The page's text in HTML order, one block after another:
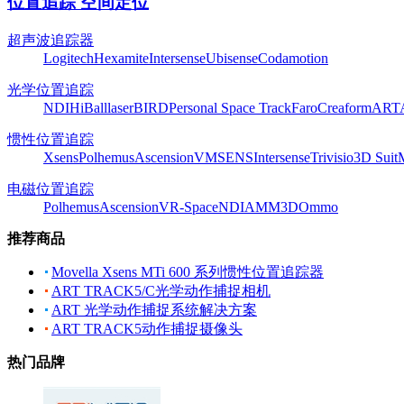
超声波追踪器
LogitechHexamiteIntersenseUbisenseCodamotion
光学位置追踪
NDIHiBalllaserBIRDPersonal Space TrackFaroCreaformART
惯性位置追踪
XsensPolhemusAscensionVMSENSIntersenseTrivisio3D Suit
电磁位置追踪
PolhemusAscensionVR-SpaceNDIAMM3DOmmo
推荐商品
Movella Xsens MTi 600 系列惯性位置追踪器
ART TRACK5/C光学动作捕捉相机
ART 光学动作捕捉系统解决方案
ART TRACK5动作捕捉摄像头
热门品牌